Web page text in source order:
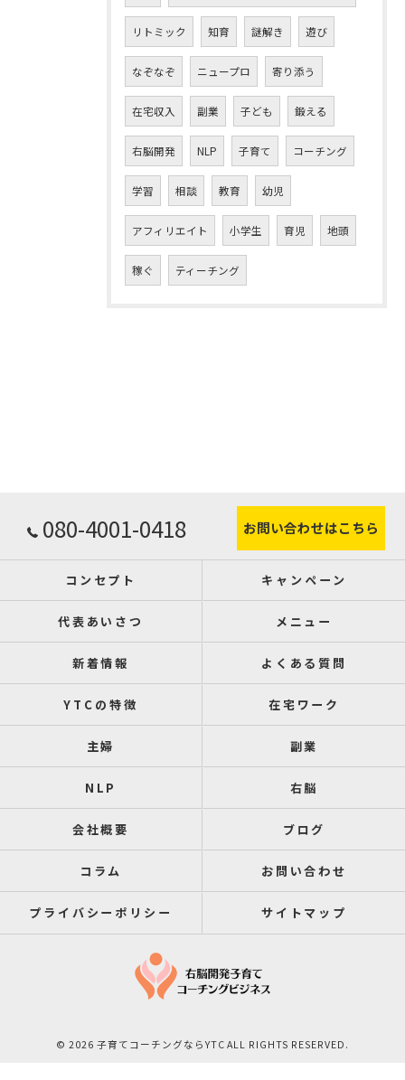
リトミック 知育 謎解き 遊び
なぞなぞ ニュープロ 寄り添う
在宅収入 副業 子ども 鍛える
右脳開発 NLP 子育て コーチング
学習 相談 教育 幼児
アフィリエイト 小学生 育児 地頭
稼ぐ ティーチング
080-4001-0418 お問い合わせはこちら
コンセプト キャンペーン
代表あいさつ メニュー
新着情報 よくある質問
YTCの特徴 在宅ワーク
主婦 副業
NLP 右脳
会社概要 ブログ
コラム お問い合わせ
プライバシーポリシー サイトマップ
© 2026 子育てコーチングならYTC ALL RIGHTS RESERVED.